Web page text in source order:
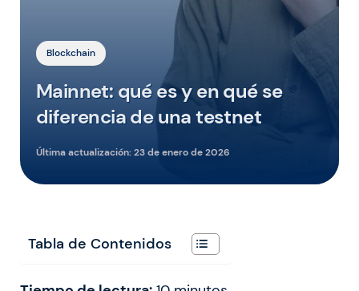
Blockchain
Mainnet: qué es y en qué se
diferencia de una testnet
Última actualización:23 de enero de 2026
Tabla de Contenidos